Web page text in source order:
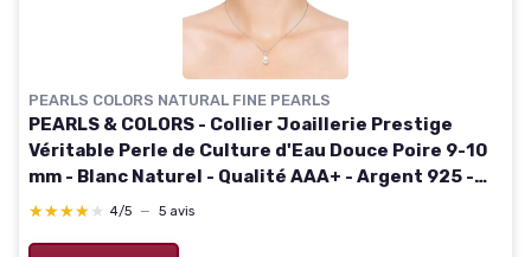
PEARLS COLORS NATURAL FINE PEARLS
PEARLS & COLORS - Collier Joaillerie Prestige
Véritable Perle de Culture d'Eau Douce Poire 9-10
mm - Blanc Naturel - Qualité AAA+ - Argent 925 -
Bijou Femme
★★★★★
★★★★★ 4/5 — 5 avis